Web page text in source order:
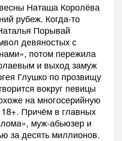
Наташа Королёва
рубеж. Когда-то
Порывай
девяностых с
потом пережила
и выход замуж
Глушко по прозвищу
вокруг певицы
на многосерийную
Причём в главных
муж-абьюзер и
за десять миллионов.